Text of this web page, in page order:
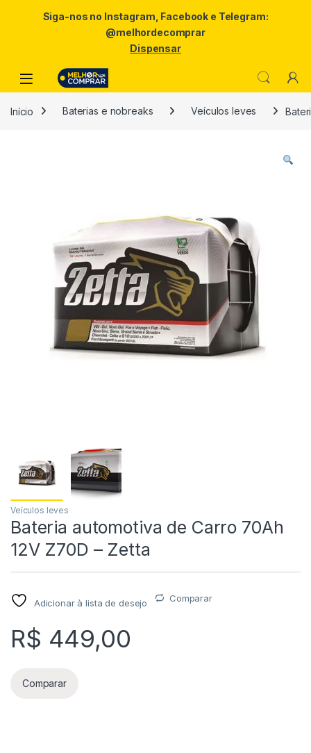
Siga-nos no Instagram, Facebook e Telegram:
@melhordecomprar
Dispensar
Skip to navigation
Skip to content
Início Baterias e nobreaks Veículos leves
Veículos leves
Bateria automotiva de Carro 70Ah
12V Z70D – Zetta
Adicionar à lista de desejo Comparar
R$ 449,00
Comparar